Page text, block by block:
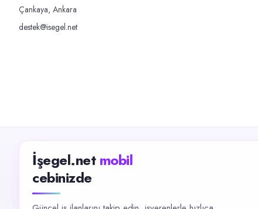
Çankaya, Ankara
destek@isegel.net
İşegel.net mobil
cebinizde